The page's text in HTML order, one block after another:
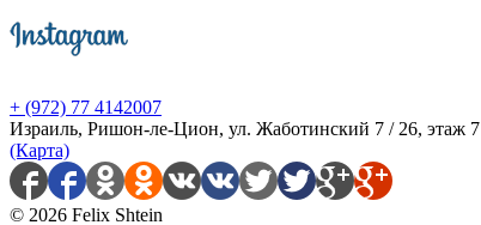
+ (972) 77 4142007
Израиль, Ришон-ле-Цион, ул. Жаботинский 7 / 26, этаж 7
(Карта)
© 2026 Felix Shtein